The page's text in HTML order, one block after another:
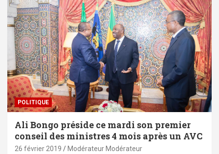
POLITIQUE
Ali Bongo préside ce mardi son premier
conseil des ministres 4 mois après un AVC
26 février 2019 Modérateur Modérateur